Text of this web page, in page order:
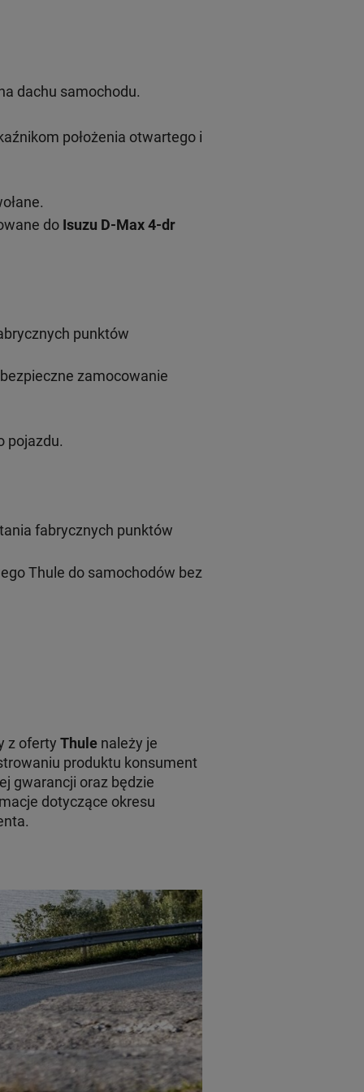
dachu samochodu.
położenia otwartego i
doIsuzu D-Max 4-dr
punktów
zamocowanie
pojazdu.
fabrycznych punktów
Thule do samochodów bez
z oferty Thulenależy je
produktu konsument
gwarancji oraz będzie
dotyczące okresu